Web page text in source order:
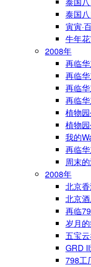
泰国
寅寅·
牛年
2008年
再临
再临
再临华
再临
植物
植物
我的
再临
周末
2008年
北京
北京
再临
岁月
五宝
GRD
798工